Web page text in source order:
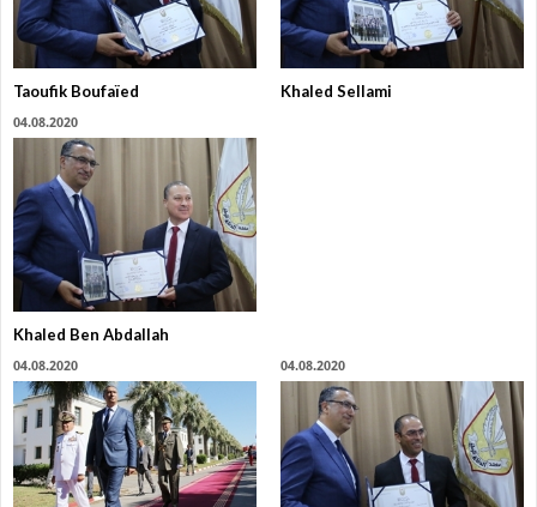
Taoufik Boufaïed Khaled Sellami
04.08.2020
Khaled Ben Abdallah
04.08.2020 04.08.2020